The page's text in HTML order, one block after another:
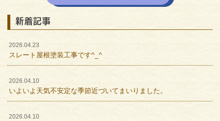
新着記事
2026.04.23
スレート屋根塗装工事です^_^
2026.04.10
いよいよ天気不安定な季節近づいてまいりました。
2026.04.10